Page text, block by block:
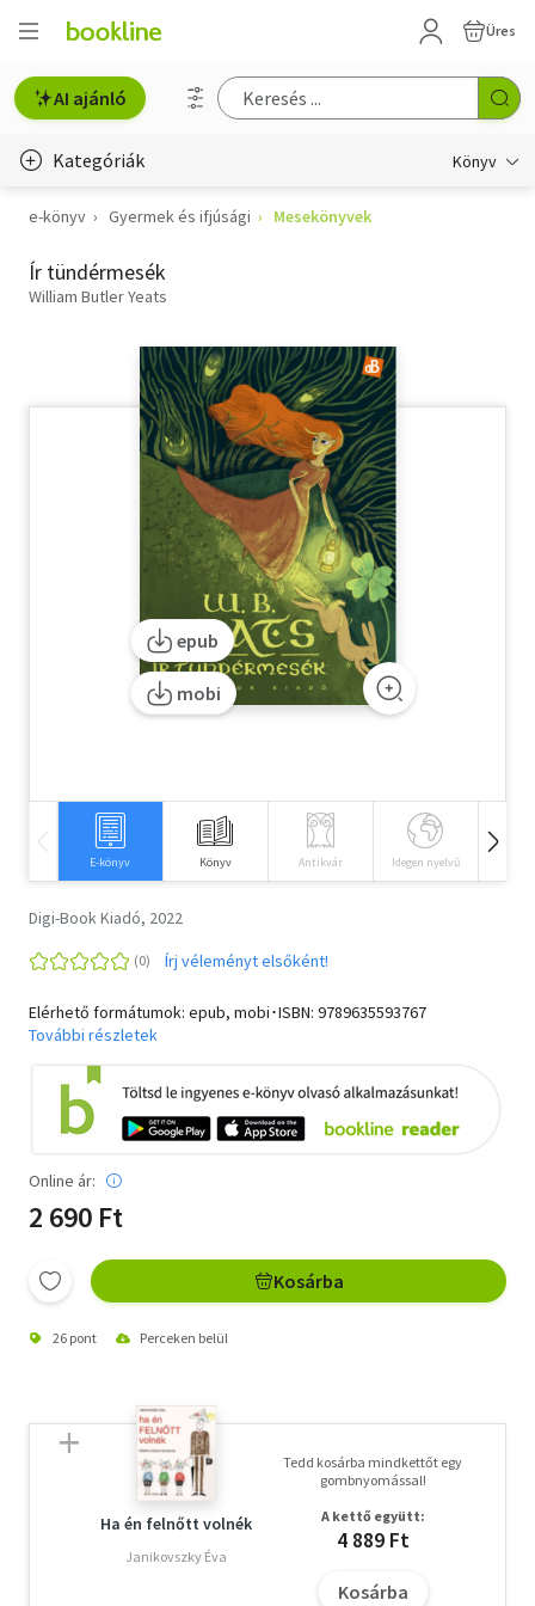
Üres
AI ajánló
Kategóriák Könyv
Életmód, egészség
Erotika
Hobbi, szabadidő
Szótár, nyelvkönyv
Tankönyv, segédkönyv
Társadalomtudomány
e-könyv Gyermek és ifjúsági Mesekönyvek
Ír tündérmesék
William Butler Yeats
epub
mobi
E-könyv Könyv Antikvár Idegen nyelvű
Digi-Book Kiadó, 2022
Írj véleményt elsőként!
Elérhető formátumok: epub, mobi･ISBN: 9789635593767
További részletek
Online ár:
2 690 Ft
Kosárba
26 pont Perceken belül
Ha én felnőtt volnék
Janikovszky Éva
Tedd kosárba mindkettőt egy
gombnyomással!
A kettő együtt:
4 889 Ft
Kosárba